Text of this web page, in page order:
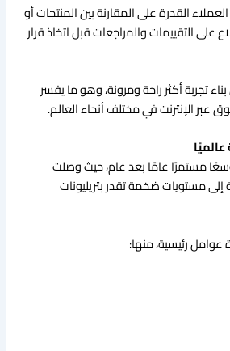
القدرة على المقارنة بين المنتجات أو
على التقييمات والمراجعات قبل اتخاذ قرار
تجربة أكثر راحة ومرونة، وهو ما يفسر
عبر الإنترنت في مختلف أنحاء العالم.
مستمرًا عامًا بعد عام، حيث وصلت
إلى مستويات ضخمة تقدر بتريليونات
رئيسية، منها: